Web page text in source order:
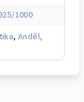
1000
,Anděl,